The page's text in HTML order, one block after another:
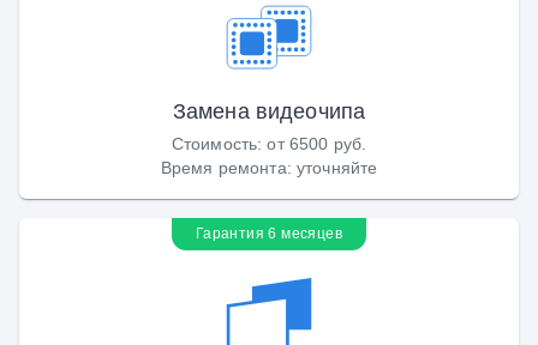
Замена видеочипа
Стоимость:от 6500 руб.
Время ремонта: уточняйте
Гарантия 6 месяцев